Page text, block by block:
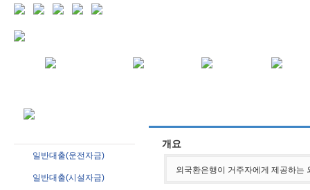
일반대출(운전자금)
일반대출(시설자금)
개요
외국환은행이 거주자에게 제공하는